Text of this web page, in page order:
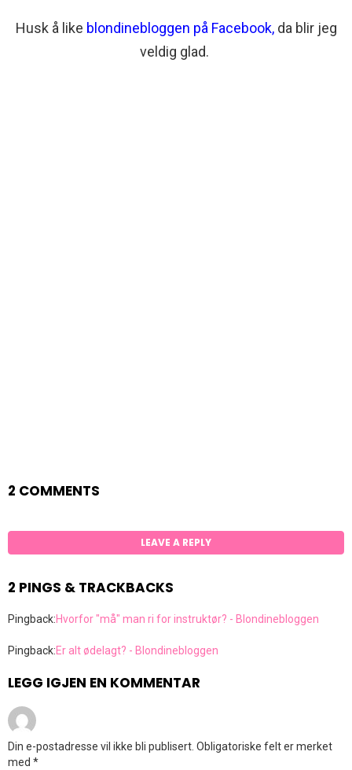
Husk å like blondinebloggen på Facebook,da blir jeg
veldig glad.
2 COMMENTS
LEAVE A REPLY
2 PINGS & TRACKBACKS
Pingback:Hvorfor "må" man ri for instruktør? - Blondinebloggen
Pingback:Er alt ødelagt? - Blondinebloggen
LEGG IGJEN EN KOMMENTAR
Din e-postadresse vil ikke bli publisert. Obligatoriske felt er merket
med *